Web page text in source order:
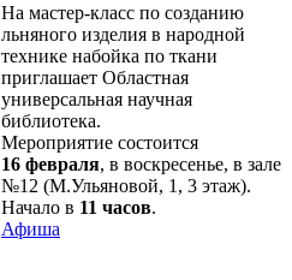
На мастер-класс по созданию
льняного изделия в народной
технике набойка по ткани
приглашает Областная
универсальная научная
библиотека.
Мероприятие состоится
16 февраля, в воскресенье, в зале
№12 (М.Ульяновой, 1, 3 этаж).
Начало в 11 часов.
Афиша